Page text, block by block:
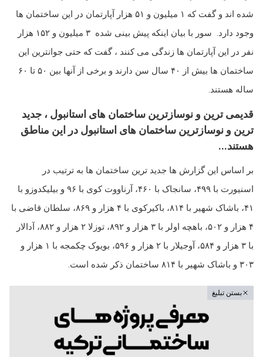
شده اند و گفت که ۱ میلیون و ۵۱ هزار آپارتمان در این ساختمان ها
وجود دارد. سور با بیان اینکه پیش بینی شده ۳ میلیون و ۱۵۲ هزار
نفر در این آپارتمان ها زندگی می کنند ، گفت که حتی جوانترین این
ساختمان ها بیش از ۴۰ سال سن دارند و برخی از آنها بین ۵۰ تا ۶۰
ساله هستند.
قدیمی ترین و نوسازترین ساختمان های استانبول ، جدید
ترین و نوسازترین ساختمان های استانبول در این مناطق
هستند...
بر اساس این گزارش ها جدید ترین ساختمان ها به ترتیب در
اسنیورت با ۴۹۹، سانجاک با ۴۶۰، آرناووت کوی با ۹۶ و بیلیکدوزو با
۴۱، باشاک شهیر با ۸۱۴، باکیرکوی با ۴ هزار و ۸۶۹، سلطان قاضی با
۴ هزار و ۵۰۲، باهچه اولر با ۳ هزار و ۸۹۲، توزلا ۲ هزار و ۸۸۲، آدالار
با ۳ هزار و ۵۸۴، آوجیلار با ۲ هزار و ۵۹۶، بویوک چکمجه با ۱ هزار و
۳۰۳ و باشاک شهیر با ۸۱۴ ساختمان ذکر شده است.
بستن تبلیغ